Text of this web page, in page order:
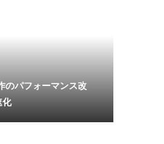
のパフォーマンス改
化